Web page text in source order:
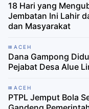
18 Hari yang
Jembatan Ini Lahir
dan Masyarakat
ACEH
Dana Gampong
Pejabat Desa Alue
ACEH
PTPL Jemput Bola